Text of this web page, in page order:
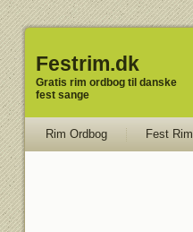
Festrim.dk
Gratis rim ordbog til danske
fest sange
Rim Ordbog Fest Rim